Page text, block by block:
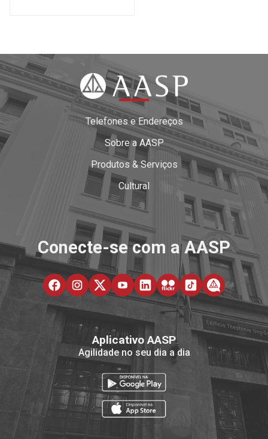
Telefones e Endereços
Sobre a AASP
Produtos & Serviços
Cultural
Conecte-se com a AASP
Aplicativo AASP
Agilidade no seu dia a dia